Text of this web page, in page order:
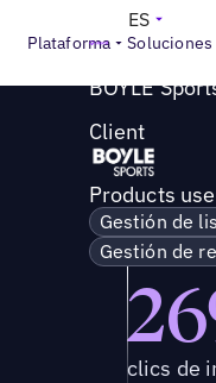
Plataforma Soluciones
ES
Success Story
BOYLE
Client
Products
Gestión de
Gestión de
clics de